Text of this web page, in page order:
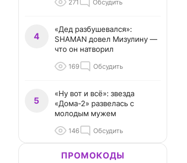
271 Обсудить
4
«Дед разбушевался»:
SHAMAN довел Мизулину —
что он натворил
169 Обсудить
5
«Ну вот и всё»: звезда
«Дома-2» развелась с
молодым мужем
146 Обсудить
ПРОМОКОДЫ